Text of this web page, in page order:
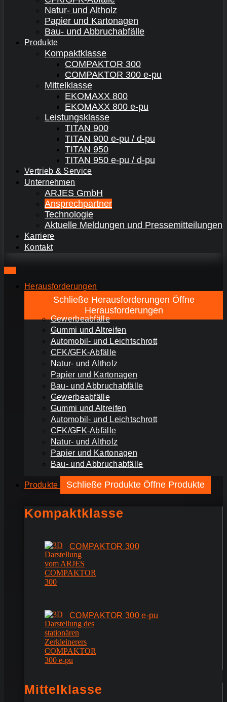
Natur- und Altholz
Papier und Kartonagen
Bau- und Abbruchabfälle
Produkte
Kompaktklasse
COMPAKTOR 300
COMPAKTOR 300 e-pu
Mittelklasse
EKOMAXX 800
EKOMAXX 800 e-pu
Leistungsklasse
TITAN 900
TITAN 900 e-pu / d-pu
TITAN 950
TITAN 950 e-pu / d-pu
Vertrieb & Service
Unternehmen
ARJES GmbH
Ansprechpartner
Technologie
Aktuelle Meldungen und Pressemitteilungen
Karriere
Kontakt
Herausforderungen
Schließe Herausforderungen Öffne
Herausforderungen
Gewerbeabfälle
Gummi und Altreifen
Automobil- und Leichtschrott
CFK/GFK-Abfälle
Natur- und Altholz
Papier und Kartonagen
Bau- und Abbruchabfälle
Gewerbeabfälle
Gummi und Altreifen
Automobil- und Leichtschrott
CFK/GFK-Abfälle
Natur- und Altholz
Papier und Kartonagen
Bau- und Abbruchabfälle
Produkte Schließe Produkte Öffne Produkte
Kompaktklasse
COMPAKTOR 300
COMPAKTOR 300 e-pu
Mittelklasse